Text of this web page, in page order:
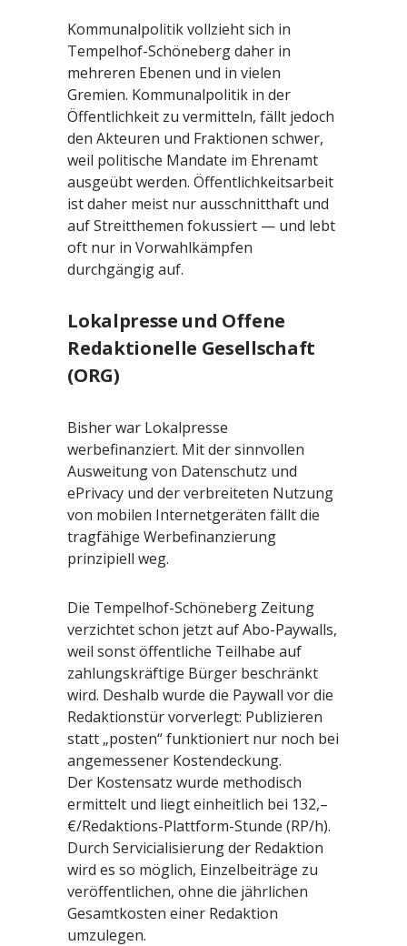
Kommunalpolitik vollzieht sich in
Tempelhof-Schöneberg daher in
mehreren Ebenen und in vielen
Gremien. Kommunalpolitik in der
Öffentlichkeit zu vermitteln, fällt jedoch
den Akteuren und Fraktionen schwer,
weil politische Mandate im Ehrenamt
ausgeübt werden. Öffentlichkeitsarbeit
ist daher meist nur ausschnitthaft und
auf Streitthemen fokussiert — und lebt
oft nur in Vorwahlkämpfen
durchgängig auf.
Lokalpresse und Offene
Redaktionelle Gesellschaft
(ORG)
Bisher war Lokalpresse
werbefinanziert. Mit der sinnvollen
Ausweitung von Datenschutz und
ePrivacy und der verbreiteten Nutzung
von mobilen Internetgeräten fällt die
tragfähige Werbefinanzierung
prinzipiell weg.
Die Tempelhof-Schöneberg Zeitung
verzichtet schon jetzt auf Abo-Paywalls,
weil sonst öffentliche Teilhabe auf
zahlungskräftige Bürger beschränkt
wird. Deshalb wurde die Paywall vor die
Redaktionstür vorverlegt: Publizieren
statt „posten“ funktioniert nur noch bei
angemessener Kostendeckung.
Der Kostensatz wurde methodisch
ermittelt und liegt einheitlich bei 132,–
€/Redaktions-Plattform-Stunde (RP/h).
Durch Servicialisierung der Redaktion
wird es so möglich, Einzelbeiträge zu
veröffentlichen, ohne die jährlichen
Gesamtkosten einer Redaktion
umzulegen.